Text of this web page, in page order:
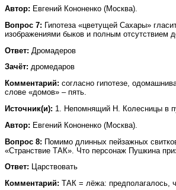
Автор: Евгений Кононенко (Москва).
Вопрос 7: Гипотеза «цветущей Сахары»
изображениями быков и полным отсутствием
Ответ: Дромадеров
Зачёт: дромедаров
Комментарий: согласно гипотезе,
слове «домов» – пять.
Источник(и): 1. Непомнящий Н. Колесницы в
Автор: Евгений Кононенко (Москва).
Вопрос 8: Помимо длинных пейзажных
«Странствие ТАК». Что персонаж Пушкина
Ответ: Царствовать
Комментарий: ТАК = лёжа: предполагалось,